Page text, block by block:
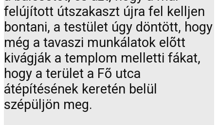
felújított útszakaszt újra fel kelljen
bontani, a testület úgy döntött, hogy
még a tavaszi munkálatok elõtt
kivágják a templom melletti fákat,
hogy a terület a Fõ utca
átépítésének keretén belül
szépüljön meg.